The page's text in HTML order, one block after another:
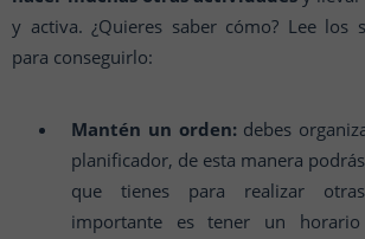
y activa. ¿Quieres saber cómo? Lee los
para conseguirlo:
Mantén un orden:debes
planificador, de esta manera
que tienes para realizar
importante es tener un